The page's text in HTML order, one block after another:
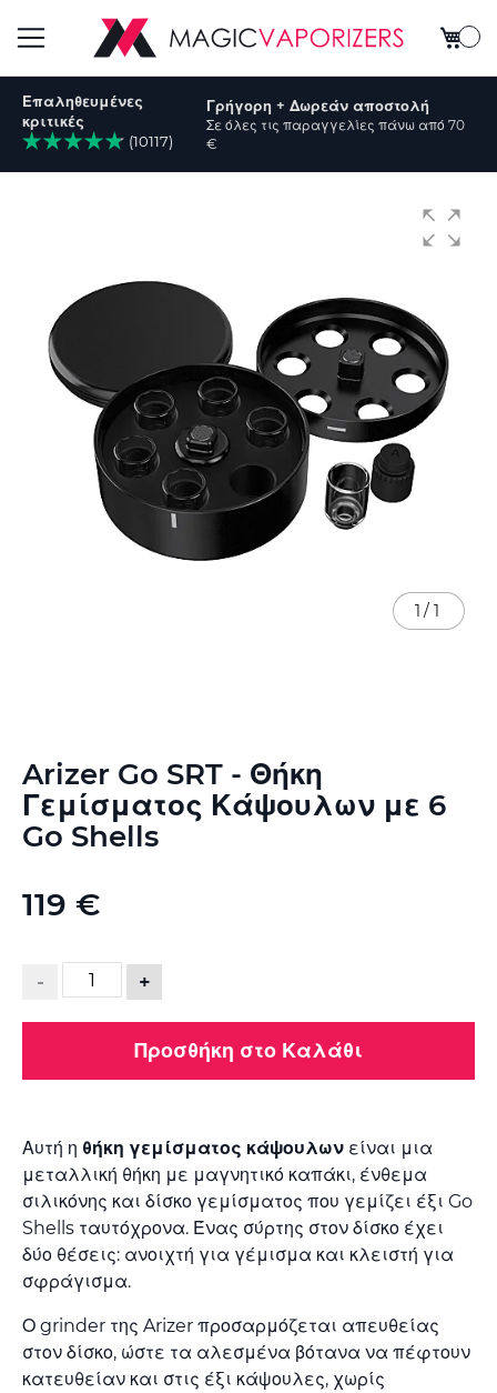
Εναλλαγή
Πλοήγησης
Το
Επαληθευμένες
κριτικές
(10117)
Γρήγορη + Δωρεάν αποστολή
Σε όλες τις παραγγελίες πάνω από 70
€
Arizer Go SRT - Θήκη
Γεμίσματος Κάψουλων με 6
Go Shells
119 €
- +
Προσθήκη στο Καλάθι
Αυτή η θήκη γεμίσματος κάψουλων είναι μια
μεταλλική θήκη με μαγνητικό καπάκι, ένθεμα
σιλικόνης και δίσκο γεμίσματος που γεμίζει έξι Go
Shells ταυτόχρονα. Ένας σύρτης στον δίσκο έχει
δύο θέσεις: ανοιχτή για γέμισμα και κλειστή για
σφράγισμα.
Ο grinder της Arizer προσαρμόζεται απευθείας
στον δίσκο, ώστε τα αλεσμένα βότανα να πέφτουν
κατευθείαν και στις έξι κάψουλες, χωρίς
συλλογής
εικόνων
1 / 1
στην
αρχή
της
συλλογής